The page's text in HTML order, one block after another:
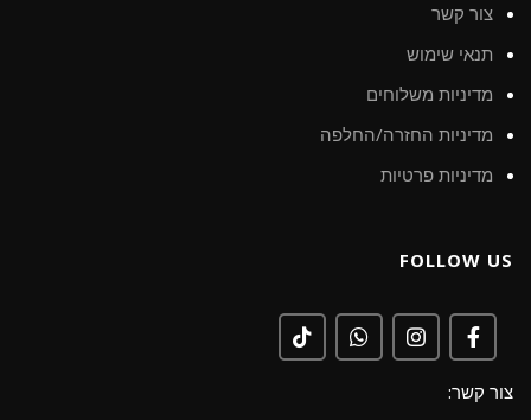
צור קשר
תנאי שימוש
מדיניות משלוחים
מדיניות החזרה/החלפה
מדיניות פרטיות
FOLLOW US
צור קשר: